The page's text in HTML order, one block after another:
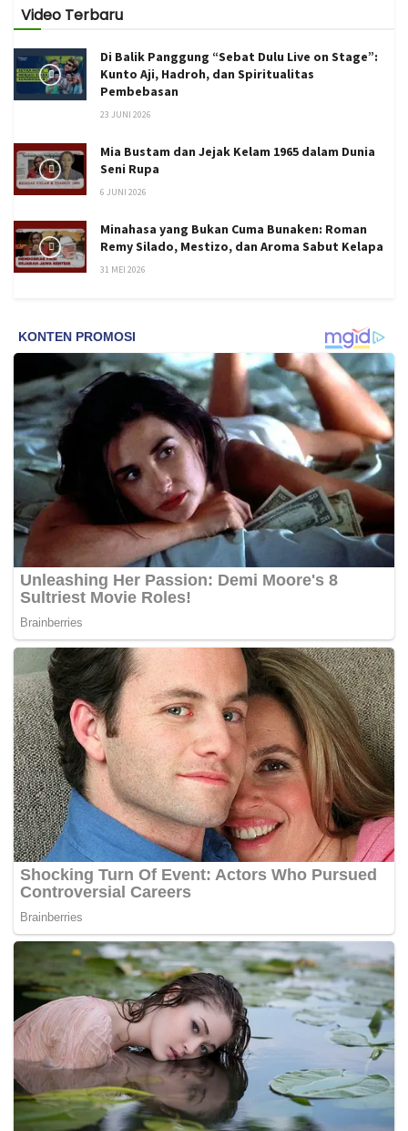
Video Terbaru
Di Balik Panggung “Sebat Dulu Live on Stage”:
Kunto Aji, Hadroh, dan Spiritualitas
Pembebasan
23 JUNI 2026
Mia Bustam dan Jejak Kelam 1965 dalam Dunia
Seni Rupa
6 JUNI 2026
Minahasa yang Bukan Cuma Bunaken: Roman
Remy Silado, Mestizo, dan Aroma Sabut Kelapa
31 MEI 2026